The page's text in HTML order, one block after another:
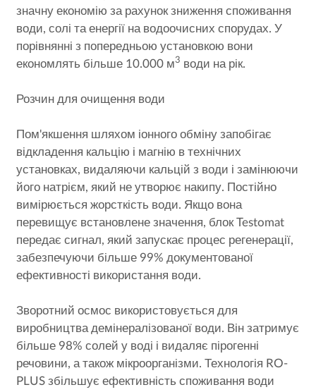
значну економію за рахунок зниження споживання
води, солі та енергії на водоочисних спорудах. У
порівнянні з попередньою установкою вони
економлять більше 10.000 м3 води на рік.
Розчин для очищення води
Пом'якшення шляхом іонного обміну запобігає
відкладення кальцію і магнію в технічних
установках, видаляючи кальцій з води і замінюючи
його натрієм, який не утворює накипу. Постійно
вимірюється жорсткість води. Якщо вона
перевищує встановлене значення, блок Testomat
передає сигнал, який запускає процес регенерації,
забезпечуючи більше 99% документованої
ефективності використання води.
Зворотний осмос використовується для
виробництва демінералізованої води. Він затримує
більше 98% солей у воді і видаляє пірогенні
речовини, а також мікроорганізми. Технологія RO-
PLUS збільшує ефективність споживання води